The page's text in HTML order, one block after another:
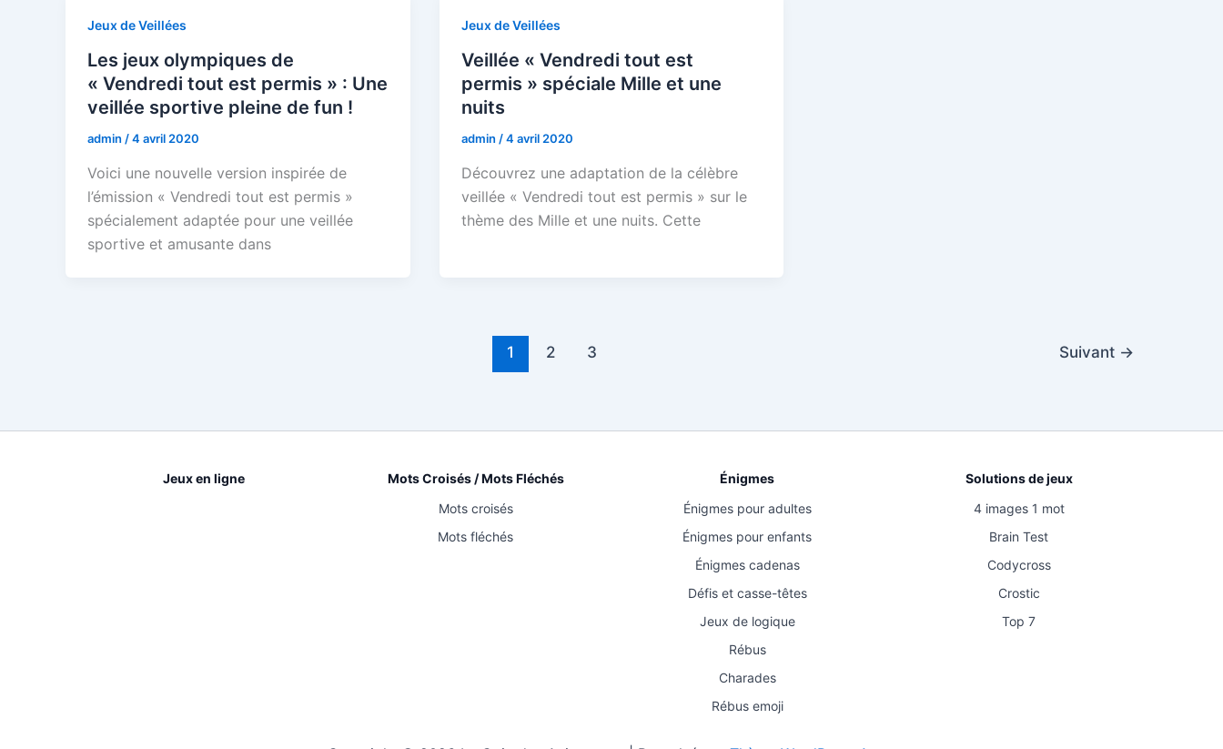
Jeux de Veillées
Les jeux olympiques de
« Vendredi tout est permis » : Une
veillée sportive pleine de fun !
admin /4 avril 2020
Voici une nouvelle version inspirée de
l’émission « Vendredi tout est permis »
spécialement adaptée pour une veillée
sportive et amusante dans
Jeux de Veillées
Veillée « Vendredi tout est
permis » spéciale Mille et une
nuits
admin /4 avril 2020
Découvrez une adaptation de la célèbre
veillée « Vendredi tout est permis » sur le
thème des Mille et une nuits. Cette
1 2 3 Suivant →
Jeux en ligne
Mots Croisés / Mots Fléchés
Mots croisés
Mots fléchés
Énigmes
Énigmes pour adultes
Énigmes pour enfants
Énigmes cadenas
Défis et casse-têtes
Jeux de logique
Rébus
Charades
Rébus emoji
Solutions de jeux
4 images 1 mot
Brain Test
Codycross
Crostic
Top 7